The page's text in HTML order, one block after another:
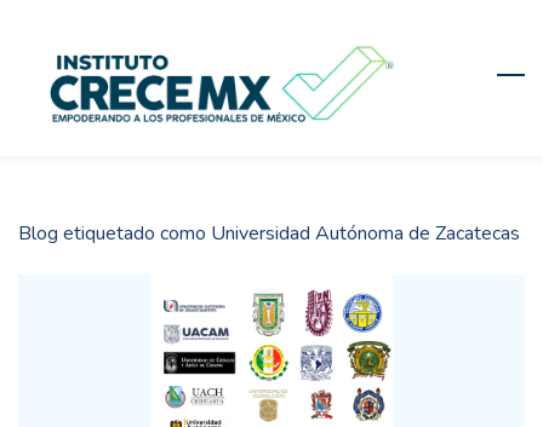
content
Blog etiquetado como Universidad Autónoma de Zacatecas